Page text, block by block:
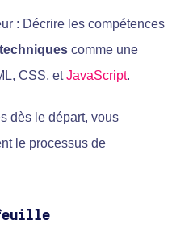
: Décrire les compétences
comme une
CSS, etJavaScript.
dès le départ, vous
le processus de